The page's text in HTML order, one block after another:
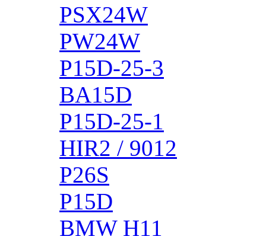
PSX24W
PW24W
P15D-25-3
BA15D
P15D-25-1
HIR2 / 9012
P26S
P15D
BMW H11